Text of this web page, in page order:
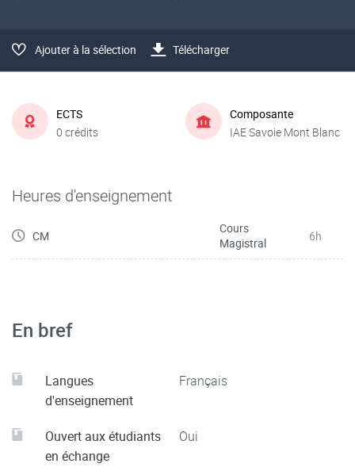
Ajouter à la sélection Télécharger
ECTS
0 crédits
Composante
IAE Savoie Mont Blanc
Heures d'enseignement
CM
Cours
Magistral
6h
En bref
Langues
d'enseignement
Français
Ouvert aux étudiants
en échange
Oui